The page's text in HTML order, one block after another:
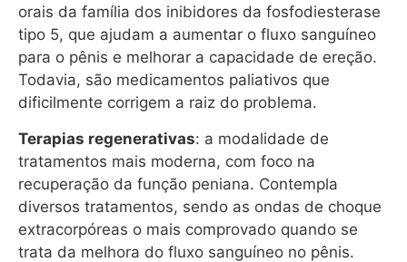
orais da família dos inibidores da fosfodiesterase
tipo 5, que ajudam a aumentar o fluxo sanguíneo
para o pênis e melhorar a capacidade de ereção.
Todavia, são medicamentos paliativos que
dificilmente corrigem a raiz do problema.
Terapias regenerativas: a modalidade de
tratamentos mais moderna, com foco na
recuperação da função peniana. Contempla
diversos tratamentos, sendo as ondas de choque
extracorpóreas o mais comprovado quando se
trata da melhora do fluxo sanguíneo no pênis.